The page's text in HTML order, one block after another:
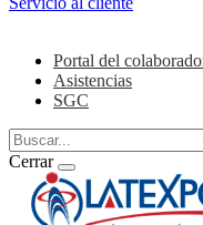
Portal del
Asistencias
SGC
Cerrar